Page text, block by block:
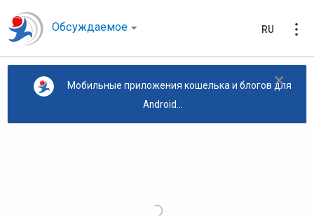
Обсуждаемое RU
×
Мобильные приложения кошелька и блогов для
Android...